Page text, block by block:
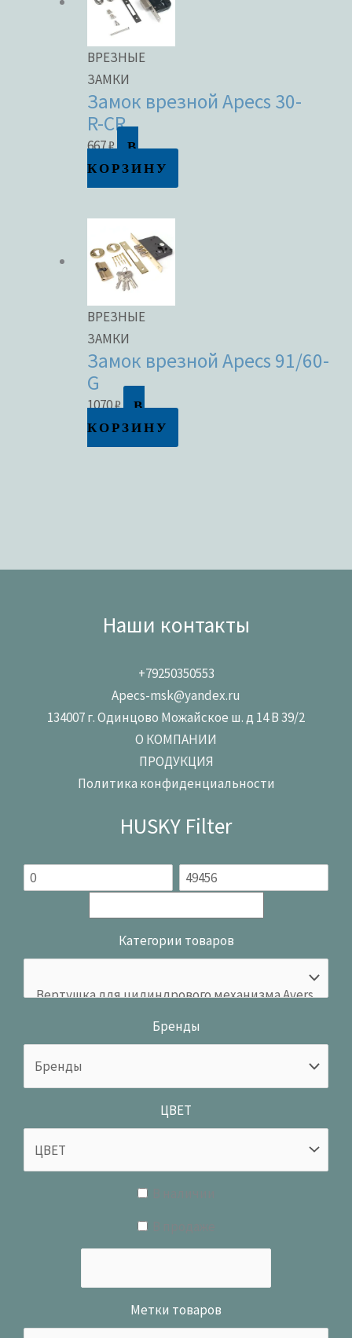
ВРЕЗНЫЕ
ЗАМКИ
Замок врезной Apecs 30-
R-CR
667₽
В
КОРЗИНУ
ВРЕЗНЫЕ
ЗАМКИ
Замок врезной Apecs 91/60-
G
1070₽
В
КОРЗИНУ
Наши контакты
+79250350553
Apecs-msk@yandex.ru
134007 г. Одинцово Можайское ш. д 14 В 39/2
О КОМПАНИИ
ПРОДУКЦИЯ
Политика конфиденциальности
HUSKY Filter
Категории товаров
Бренды
ЦВЕТ
Метки товаров